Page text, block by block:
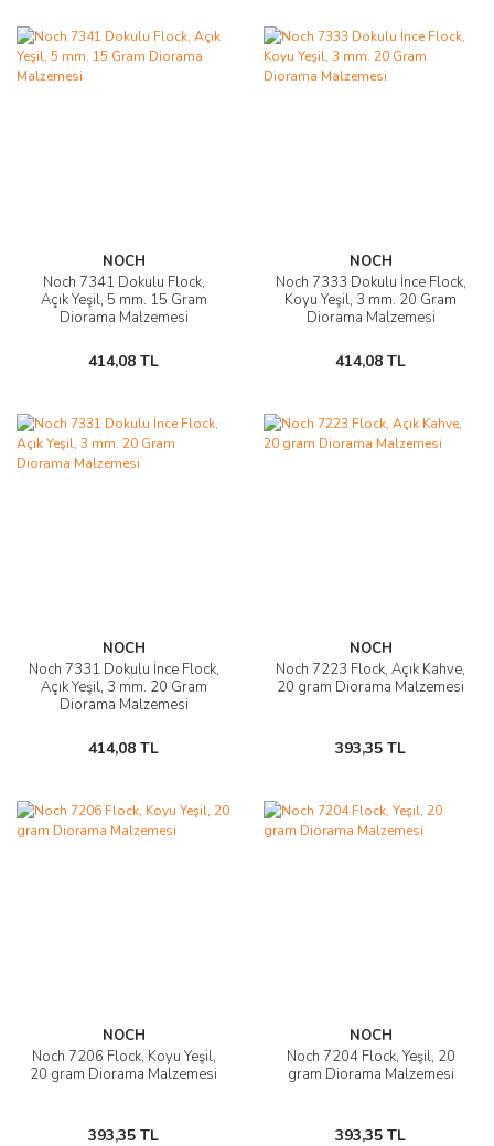
NOCH
Noch 7341 Dokulu Flock,
Açık Yeşil, 5 mm. 15 Gram
Diorama Malzemesi
414,08 TL
NOCH
Noch 7333 Dokulu İnce Flock,
Koyu Yeşil, 3 mm. 20 Gram
Diorama Malzemesi
414,08 TL
NOCH
Noch 7331 Dokulu İnce Flock,
Açık Yeşil, 3 mm. 20 Gram
Diorama Malzemesi
414,08 TL
NOCH
Noch 7223 Flock, Açık Kahve,
20 gram Diorama Malzemesi
393,35 TL
NOCH
Noch 7206 Flock, Koyu Yeşil,
20 gram Diorama Malzemesi
393,35 TL
NOCH
Noch 7204 Flock, Yeşil, 20
gram Diorama Malzemesi
393,35 TL